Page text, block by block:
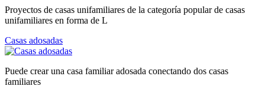
Proyectos de casas unifamiliares de la categoría popular de casas
unifamiliares en forma de L
Casas adosadas
Puede crear una casa familiar adosada conectando dos casas
familiares